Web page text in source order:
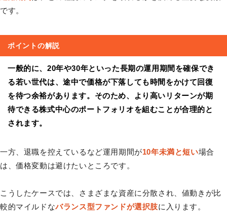
です。
ポイントの解説
一般的に、20年や30年といった長期の運用期間を確保でき
る若い世代は、途中で価格が下落しても時間をかけて回復
を待つ余裕があります。そのため、より高いリターンが期
待できる株式中心のポートフォリオを組むことが合理的と
されます。
一方、退職を控えているなど運用期間が10年未満と短い場合
は、価格変動は避けたいところです。
こうしたケースでは、さまざまな資産に分散され、値動きが比
較的マイルドなバランス型ファンドが選択肢に入ります。